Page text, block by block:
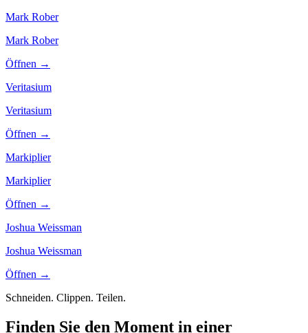
Mark Rober
Mark Rober
Öffnen →
Veritasium
Veritasium
Öffnen →
Markiplier
Markiplier
Öffnen →
Joshua Weissman
Joshua Weissman
Öffnen →
Schneiden. Clippen. Teilen.
Finden Sie den Moment in einer